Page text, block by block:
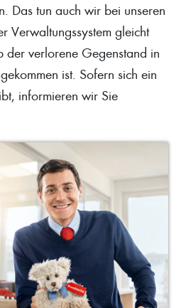
Das tun auch wir bei unseren
Verwaltungssystem gleicht
verlorene Gegenstand in
ist. Sofern sich ein
informieren wir Sie